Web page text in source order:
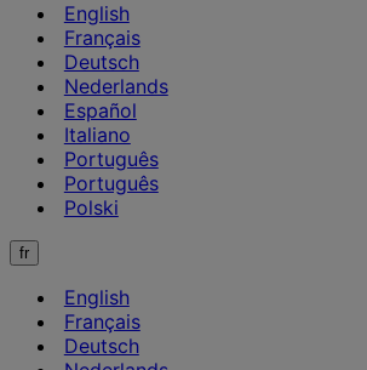
English
Français
Deutsch
Nederlands
Español
Italiano
Português
Português
Polski
fr
English
Français
Deutsch